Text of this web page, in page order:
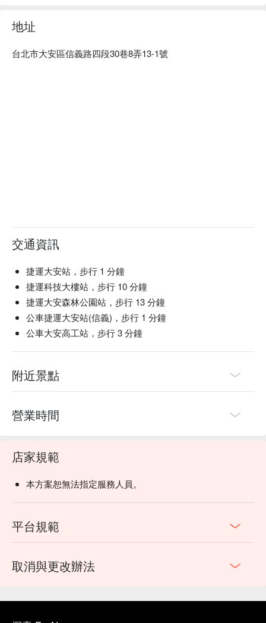
地址
台北市大安區信義路四段30巷8弄13-1號
交通資訊
捷運大安站，步行 1 分鐘
捷運科技大樓站，步行 10 分鐘
捷運大安森林公園站，步行 13 分鐘
公車捷運大安站(信義)，步行 1 分鐘
公車大安高工站，步行 3 分鐘
附近景點
營業時間
店家規範
本方案恕無法指定服務人員。
平台規範
取消與更改辦法